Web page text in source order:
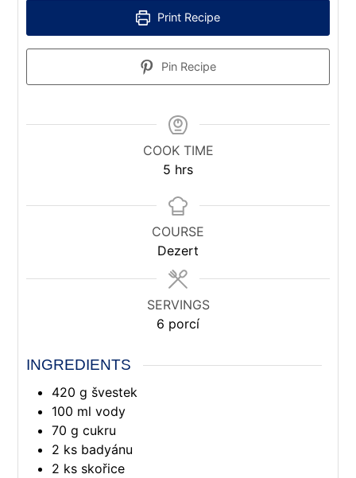
Print Recipe
Pin Recipe
COOK TIME
5 hours
hrs
COURSE
Dezert
SERVINGS
6 porcí
INGREDIENTS
420 g švestek
100 ml vody
70 g cukru
2 ks badyánu
2 ks skořice